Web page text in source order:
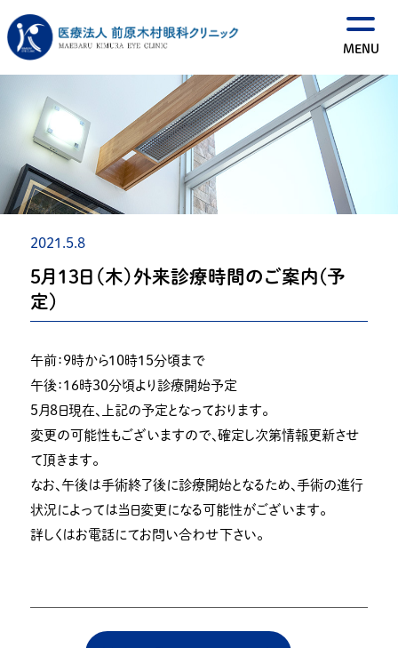
2021.5.8
5月13日（木）外来診療時間のご案内(予
定)
午前：９時から１０時１５分頃まで
午後：１6時３０分頃より診療開始予定
５月８日現在、上記の予定となっております。
変更の可能性もございますので、確定し次第情報更新させ
て頂きます。
なお、午後は手術終了後に診療開始となるため、手術の進行
状況によっては当日変更になる可能性がございます。
詳しくはお電話にてお問い合わせ下さい。